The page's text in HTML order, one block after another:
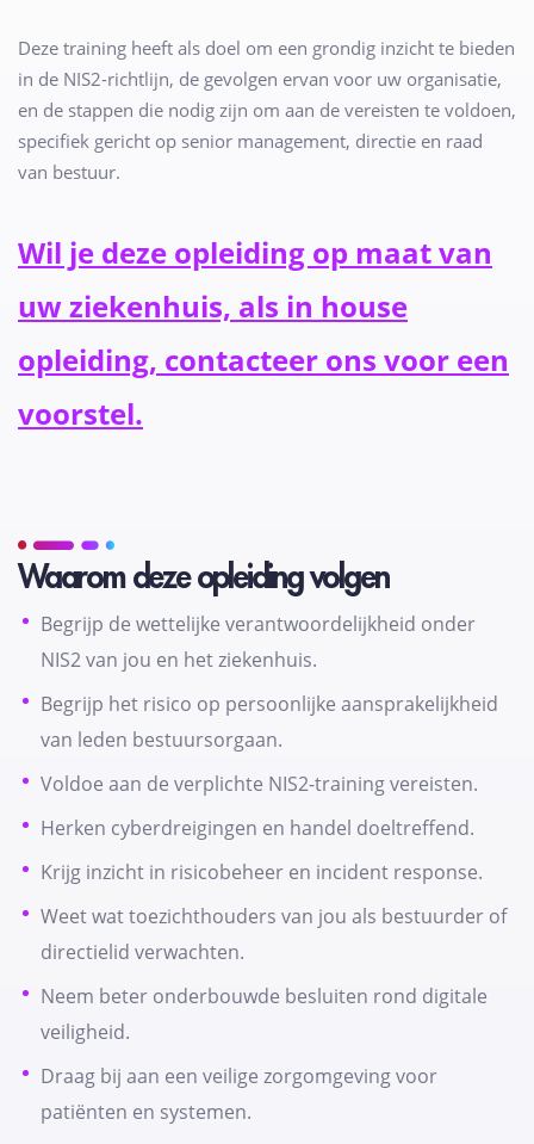
Deze training heeft als doel om een grondig inzicht te bieden
in de NIS2-richtlijn, de gevolgen ervan voor uw organisatie,
en de stappen die nodig zijn om aan de vereisten te voldoen,
specifiek gericht op senior management, directie en raad
van bestuur.
Wil je deze opleiding op maat van
uw ziekenhuis, als in house
opleiding, contacteer ons voor een
voorstel.
Waarom deze opleiding volgen
Begrijp de wettelijke verantwoordelijkheid onder
NIS2 van jou en het ziekenhuis.
Begrijp het risico op persoonlijke aansprakelijkheid
van leden bestuursorgaan.
Voldoe aan de verplichte NIS2-training vereisten.
Herken cyberdreigingen en handel doeltreffend.
Krijg inzicht in risicobeheer en incident response.
Weet wat toezichthouders van jou als bestuurder of
directielid verwachten.
Neem beter onderbouwde besluiten rond digitale
veiligheid.
Draag bij aan een veilige zorgomgeving voor
patiënten en systemen.